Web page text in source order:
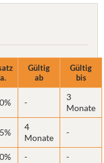
Gültig
ab
Gültig
bis
-
3
Monate
4
Monate
-
-
-